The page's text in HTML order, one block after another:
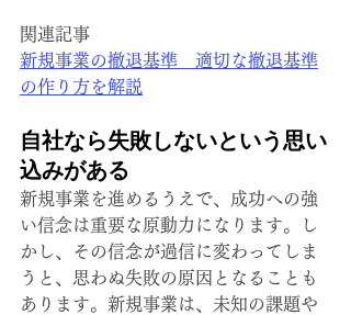
関連記事
新規事業の撤退基準　適切な撤退基準
の作り方を解説
自社なら失敗しないという思い
込みがある
新規事業を進めるうえで、成功への強
い信念は重要な原動力になります。し
かし、その信念が過信に変わってしま
うと、思わぬ失敗の原因となることも
あります。新規事業は、未知の課題や